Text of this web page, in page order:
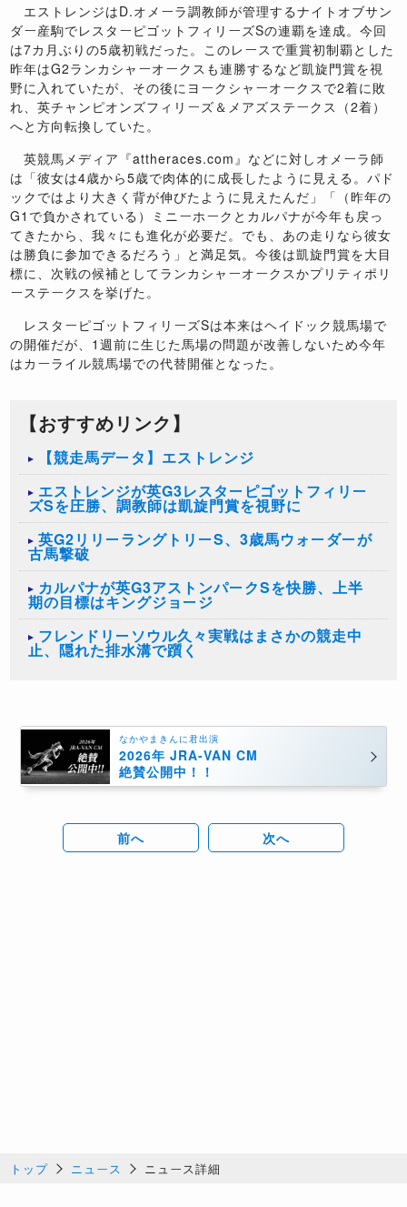
エストレンジはD.オメーラ調教師が管理するナイトオブサン
ダー産駒でレスターピゴットフィリーズSの連覇を達成。今回
は7カ月ぶりの5歳初戦だった。このレースで重賞初制覇とした
昨年はG2ランカシャーオークスも連勝するなど凱旋門賞を視
野に入れていたが、その後にヨークシャーオークスで2着に敗
れ、英チャンピオンズフィリーズ＆メアズステークス（2着）
へと方向転換していた。
英競馬メディア『attheraces.com』などに対しオメーラ師
は「彼女は4歳から5歳で肉体的に成長したように見える。パド
ックではより大きく背が伸びたように見えたんだ」「（昨年の
G1で負かされている）ミニーホークとカルパナが今年も戻っ
てきたから、我々にも進化が必要だ。でも、あの走りなら彼女
は勝負に参加できるだろう」と満足気。今後は凱旋門賞を大目
標に、次戦の候補としてランカシャーオークスかプリティポリ
ーステークスを挙げた。
レスターピゴットフィリーズSは本来はヘイドック競馬場で
の開催だが、1週前に生じた馬場の問題が改善しないため今年
はカーライル競馬場での代替開催となった。
【おすすめリンク】
【競走馬データ】エストレンジ
エストレンジが英G3レスターピゴットフィリー
ズSを圧勝、調教師は凱旋門賞を視野に
英G2リリーラングトリーS、3歳馬ウォーダーが
古馬撃破
カルパナが英G3アストンパークSを快勝、上半
期の目標はキングジョージ
フレンドリーソウル久々実戦はまさかの競走中
止、隠れた排水溝で躓く
なかやまきんに君出演
2026年 JRA-VAN CM
絶賛公開中！！
前へ 次へ
トップ ニュース ニュース詳細